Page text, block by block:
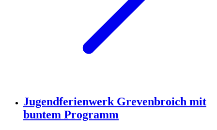
Jugendferienwerk Grevenbroich mit
buntem Programm